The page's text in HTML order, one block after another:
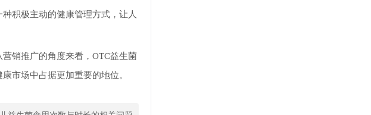
积极主动的健康管理方式，让人
销推广的角度来看，OTC益生菌
市场中占据更加重要的地位。